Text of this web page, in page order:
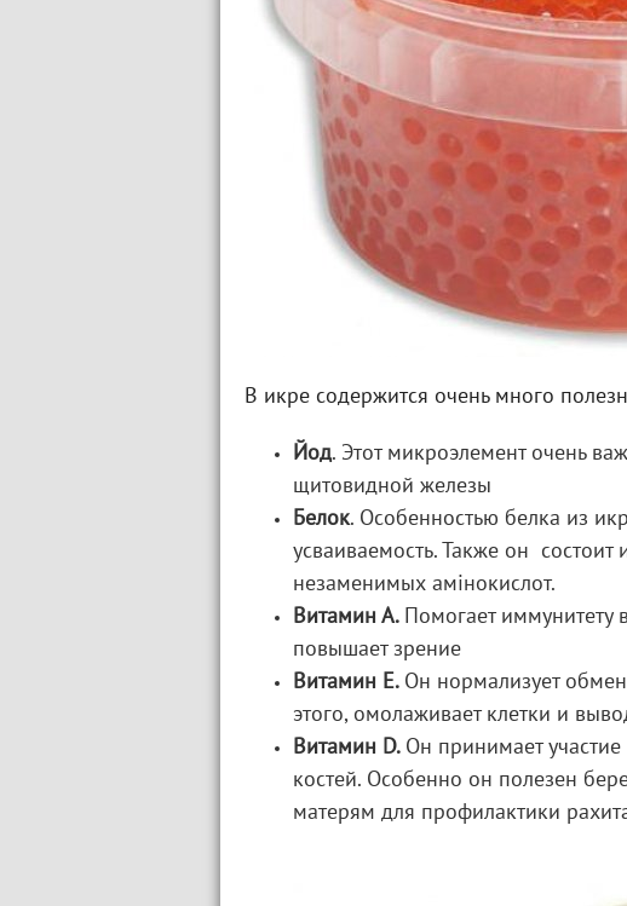
В икре содержится очень много
Йод. Этот микроэлемент очень
щитовидной железы
Белок. Особенностью белка из
усваиваемость. Также он
незаменимых амінокислот.
Витамин А.
Помогает иммунитету
повышает зрение
Витамин Е. Он нормализует
этого, омолаживает клетки и
Витамин D. Он принимает
костей. Особенно он полезен
матерям для профилактики